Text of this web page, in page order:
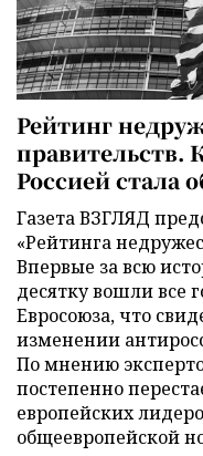
Рейтинг
правительств.
Россией стала
Газета ВЗГЛЯД
«Рейтинга
Впервые за всю
десятку вошли все
Евросоюза, что
изменении
По мнению
постепенно
европейских
общеевропейской